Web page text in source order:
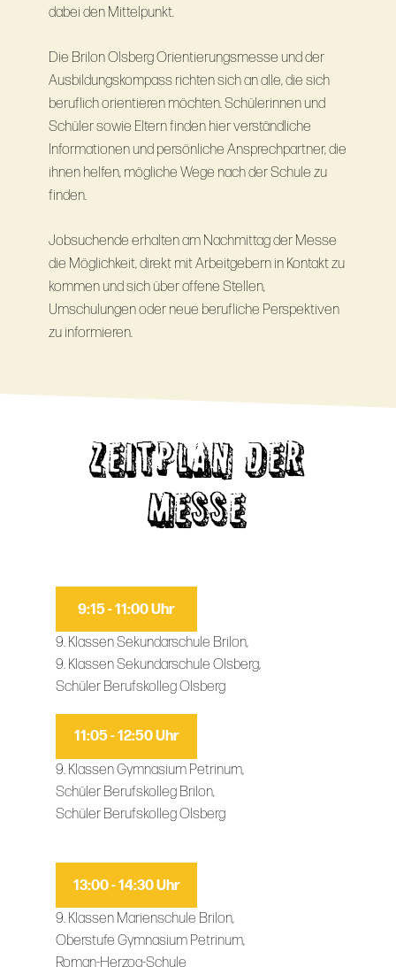
dabei den Mittelpunkt.
Die Brilon Olsberg Orientierungsmesse und der
Ausbildungskompass richten sich an alle, die sich
beruflich orientieren möchten. Schülerinnen und
Schüler sowie Eltern finden hier verständliche
Informationen und persönliche Ansprechpartner, die
ihnen helfen, mögliche Wege nach der Schule zu
finden.
Jobsuchende erhalten am Nachmittag der Messe
die Möglichkeit, direkt mit Arbeitgebern in Kontakt zu
kommen und sich über offene Stellen,
Umschulungen oder neue berufliche Perspektiven
zu informieren.
ZEITPLAN DER
MESSE
9:15 - 11:00 Uhr
9. Klassen Sekundarschule Brilon,
9. Klassen Sekundarschule Olsberg,
Schüler Berufskolleg Olsberg
11:05 - 12:50 Uhr
9. Klassen Gymnasium Petrinum,
Schüler Berufskolleg Brilon,
Schüler Berufskolleg Olsberg
13:00 - 14:30 Uhr
9. Klassen Marienschule Brilon,
Oberstufe Gymnasium Petrinum,
Roman-Herzog-Schule